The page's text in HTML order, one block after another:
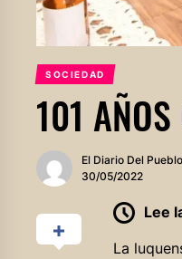
SOCIEDAD
101
El Diario Del Pueblo
30/05/2022
Lee
La